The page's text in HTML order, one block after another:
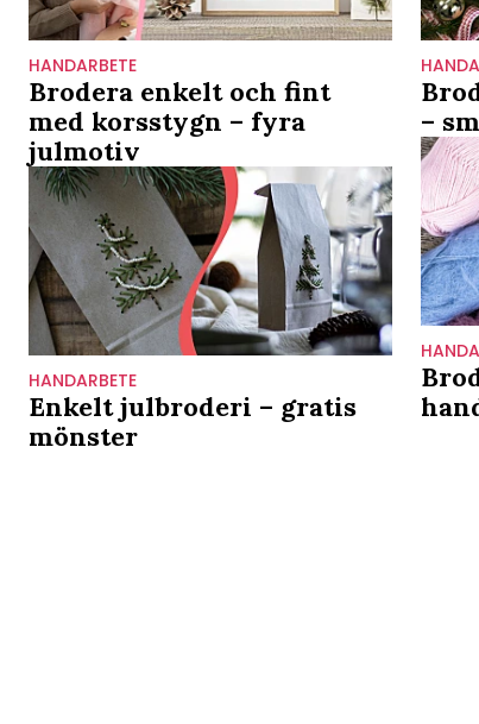
HANDARBETE
Brodera enkelt och fint
med korsstygn – fyra
julmotiv
HANDARBETE
Enkelt julbroderi – gratis
mönster
–